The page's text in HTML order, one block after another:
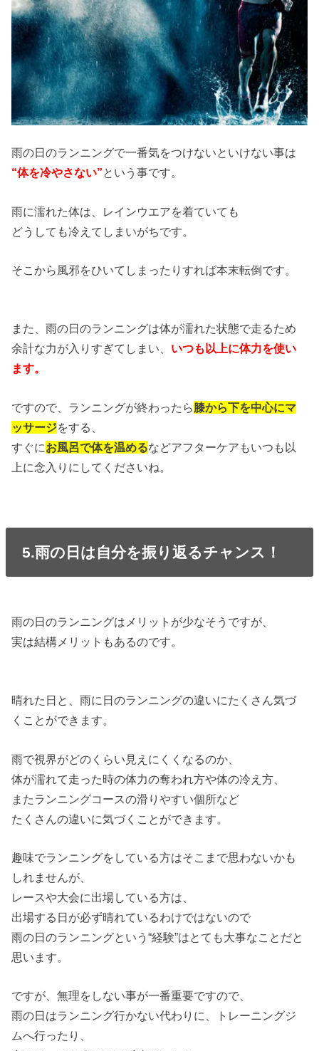
雨の日のランニングで一番気をつけないといけない事は
“体を冷やさない”という事です。
雨に濡れた体は、レインウエアを着ていても
どうしても冷えてしまいがちです。
そこから風邪をひいてしまったりすれば本末転倒です。
また、雨の日のランニングは体が濡れた状態で走るため
余計な力が入りすぎてしまい、 いつも以上に体力を使い
ます。
ですので、ランニングが終わったら膝から下を中心にマ
ッサージをする、
すぐにお風呂で体を温めるなどアフターケアもいつも以
上に念入りにしてくださいね。
5.雨の日は自分を振り返るチャンス！
雨の日のランニングはメリットが少なそうですが、
実は結構メリットもあるのです。
晴れた日と、雨に日のランニングの違いにたくさん気づ
くことができます。
雨で視界がどのくらい見えにくくなるのか、
体が濡れて走った時の体力の奪われ方や体の冷え方、
またランニングコースの滑りやすい個所など
たくさんの違いに気づくことができます。
趣味でランニングをしている方はそこまで思わないかも
しれませんが、
レースや大会に出場している方は、
出場する日が必ず晴れているわけではないので
雨の日のランニングという“経験”はとても大事なことだと
思います。
ですが、無理をしない事が一番重要ですので、
雨の日はランニング行かない代わりに、トレーニングジ
ムへ行ったり、